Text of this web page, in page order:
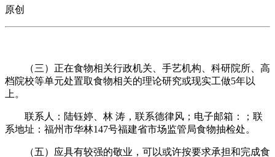
原创
（三）正在食物相关行政机关、手艺机构、科研院所、高
档院校等单元处置取食物相关的理论研究或现实工做5年以
上。
联系人：陆钰婷、林 涛，联系德律风；电子邮箱：；联
系地址：福州市华林147号福建省市场监管局食物抽检处。
（五）应具有较强的敬业，可以或许按要求承担和完成食